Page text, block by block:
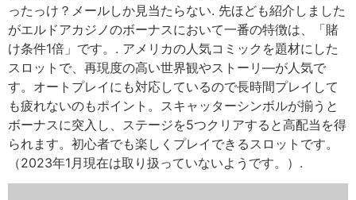
ったっけ？メールしか見当たらない. 先ほども紹介しました
がエルドアカジノのボーナスにおいて一番の特徴は、「賭
け条件1倍」です。. アメリカの人気コミックを題材にした
スロットで、再現度の高い世界観やストーリ―が人気で
す。オートプレイにも対応しているので長時間プレイして
も疲れないのもポイント。スキャッターシンボルが揃うと
ボーナスに突入し、ステージを5つクリアすると高配当を得
られます。初心者でも楽しくプレイできるスロットです。
（2023年1月現在は取り扱っていないようです。）.